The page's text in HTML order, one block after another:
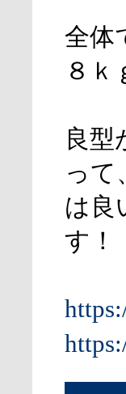
全体
８ｋ
良型
って
は良
す！